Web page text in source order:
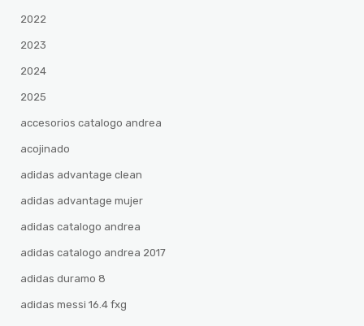
2022
2023
2024
2025
accesorios catalogo andrea
acojinado
adidas advantage clean
adidas advantage mujer
adidas catalogo andrea
adidas catalogo andrea 2017
adidas duramo 8
adidas messi 16.4 fxg